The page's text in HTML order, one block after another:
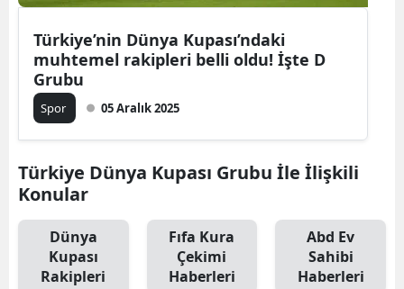
Türkiye’nin Dünya Kupası’ndaki
muhtemel rakipleri belli oldu! İşte D
Grubu
Spor 05 Aralık 2025
Türkiye Dünya Kupası Grubu İle İlişkili
Konular
Dünya
Kupası
Rakipleri
Fıfa Kura
Çekimi
Haberleri
Abd Ev
Sahibi
Haberleri